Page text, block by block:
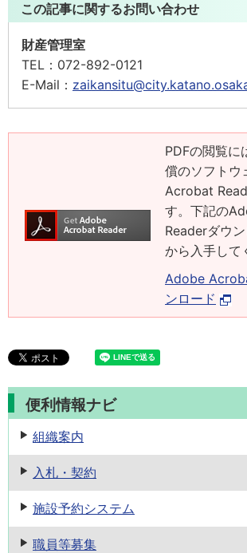
この記事に関するお問い合わせ
財産管理室
TEL： 072-892-0121
E-Mail：
PDFの閲覧
償のソフト
Acrobat
す。下記の
Readerダウ
から入手して
Adobe
ンロード
便利情報ナビ
組織案内
入札・契約
施設予約システム
職員等募集